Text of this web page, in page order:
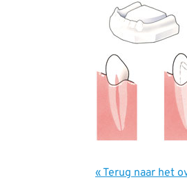
« Terug naar het